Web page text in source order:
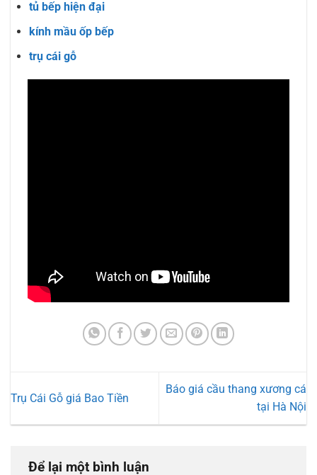
tủ bếp hiện đại
kính mầu ốp bếp
trụ cái gỗ
Trụ Cái Gỗ giá Bao Tiền
Báo giá cầu thang xương cá
tại Hà Nội
Để lại một bình luận